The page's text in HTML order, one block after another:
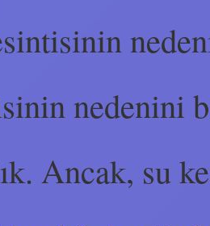
nedenini
Ancak, su